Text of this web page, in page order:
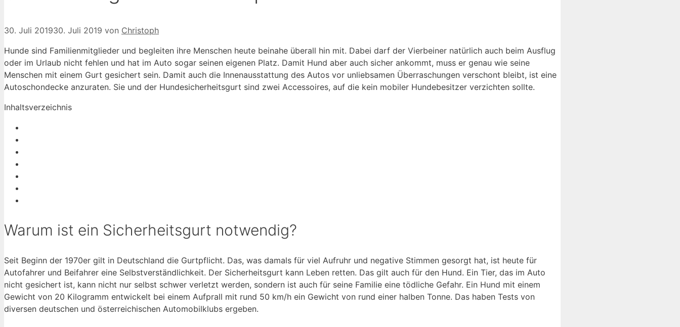
30. Juli 201930. Juli 2019 von Christoph
Hunde sind Familienmitglieder und begleiten ihre Menschen heute beinahe überall hin mit. Dabei darf der Vierbeiner natürlich auch beim Ausflug
oder im Urlaub nicht fehlen und hat im Auto sogar seinen eigenen Platz. Damit Hund aber auch sicher ankommt, muss er genau wie seine
Menschen mit einem Gurt gesichert sein. Damit auch die Innenausstattung des Autos vor unliebsamen Überraschungen verschont bleibt, ist eine
Autoschondecke anzuraten. Sie und der Hundesicherheitsgurt sind zwei Accessoires, auf die kein mobiler Hundebesitzer verzichten sollte.
Inhaltsverzeichnis
Warum ist ein Sicherheitsgurt notwendig?
Seit Beginn der 1970er gilt in Deutschland die Gurtpflicht. Das, was damals für viel Aufruhr und negative Stimmen gesorgt hat, ist heute für
Autofahrer und Beifahrer eine Selbstverständlichkeit. Der Sicherheitsgurt kann Leben retten. Das gilt auch für den Hund. Ein Tier, das im Auto
nicht gesichert ist, kann nicht nur selbst schwer verletzt werden, sondern ist auch für seine Familie eine tödliche Gefahr. Ein Hund mit einem
Gewicht von 20 Kilogramm entwickelt bei einem Aufprall mit rund 50 km/h ein Gewicht von rund einer halben Tonne. Das haben Tests von
diversen deutschen und österreichischen Automobilklubs ergeben.